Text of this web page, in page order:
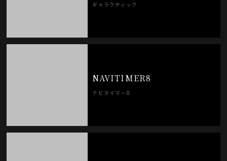
ギャラクティック
NAVITIMER8
ナビタイマー8